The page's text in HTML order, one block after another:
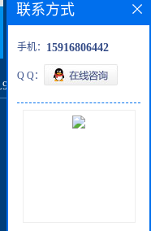
BK1A068
联系方式
手机： 15916806442
Q Q：